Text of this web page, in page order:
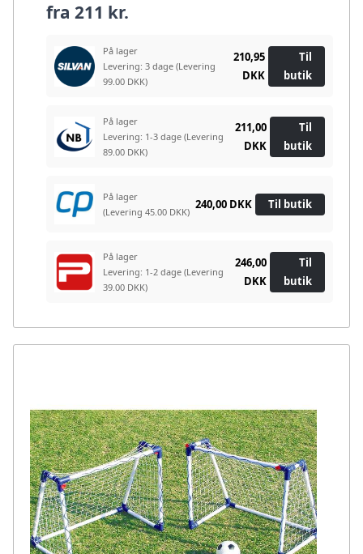
fra 211 kr.
På lager
Levering: 3 dage (Levering
99.00 DKK)
210,95
DKK
Til
butik
På lager
Levering: 1-3 dage (Levering
89.00 DKK)
211,00
DKK
Til
butik
På lager
(Levering 45.00 DKK)
240,00 DKK Til butik
På lager
Levering: 1-2 dage (Levering
39.00 DKK)
246,00
DKK
Til
butik